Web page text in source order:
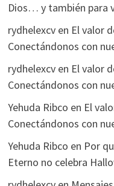
Dios… y también para
rydhelexcven El valor
Conectándonos con
rydhelexcven El valor
Conectándonos con
Yehuda Ribco en El
Conectándonos con
Yehuda Ribco en Por
Eterno no celebra